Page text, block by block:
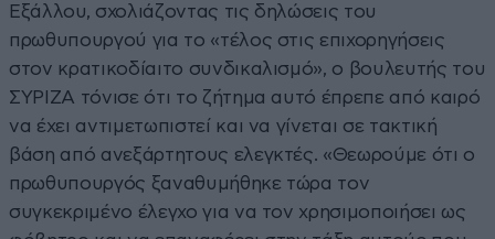
Εξάλλου, σχολιάζοντας τις δηλώσεις του
πρωθυπουργού για το «τέλος στις επιχορηγήσεις
στον κρατικοδίαιτο συνδικαλισμό», ο βουλευτής του
ΣΥΡΙΖΑ τόνισε ότι το ζήτημα αυτό έπρεπε από καιρό
να έχει αντιμετωπιστεί και να γίνεται σε τακτική
βάση από ανεξάρτητους ελεγκτές. «Θεωρούμε ότι ο
πρωθυπουργός ξαναθυμήθηκε τώρα τον
συγκεκριμένο έλεγχο για να τον χρησιμοποιήσει ως